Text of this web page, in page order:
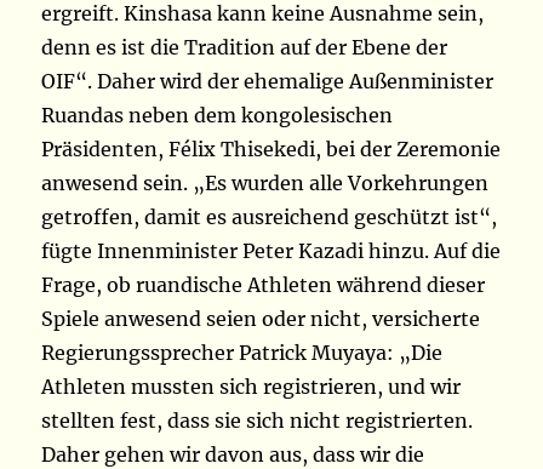
ergreift. Kinshasa kann keine Ausnahme sein,
denn es ist die Tradition auf der Ebene der
OIF“. Daher wird der ehemalige Außenminister
Ruandas neben dem kongolesischen
Präsidenten, Félix Thisekedi, bei der Zeremonie
anwesend sein. „Es wurden alle Vorkehrungen
getroffen, damit es ausreichend geschützt ist“,
fügte Innenminister Peter Kazadi hinzu. Auf die
Frage, ob ruandische Athleten während dieser
Spiele anwesend seien oder nicht, versicherte
Regierungssprecher Patrick Muyaya: „Die
Athleten mussten sich registrieren, und wir
stellten fest, dass sie sich nicht registrierten.
Daher gehen wir davon aus, dass wir die